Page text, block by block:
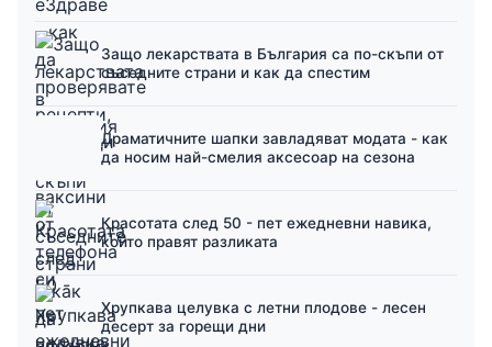
Защо лекарствата в България са по-скъпи от
съседните страни и как да спестим
Драматичните шапки завладяват модата - как
да носим най-смелия аксесоар на сезона
Красотата след 50 - пет ежедневни навика,
които правят разликата
Хрупкава целувка с летни плодове - лесен
десерт за горещи дни